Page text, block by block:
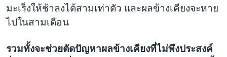
มะเร็งให้ช้าลงได้สามเท่าตัว และผลข้างเคียงจะหาย
ไปในสามเดือน
รวมทั้งจะช่วยตัดปัญหาผลข้างเคียงที่ไม่พึงประสงค์